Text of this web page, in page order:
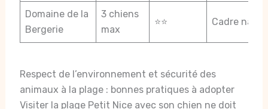
Domaine de la
Bergerie
3 chiens
max
⭐⭐ Cadre
Respect de l’environnement et sécurité des
animaux à la plage : bonnes pratiques à adopter
Visiter la plage Petit Nice avec son chien ne doit